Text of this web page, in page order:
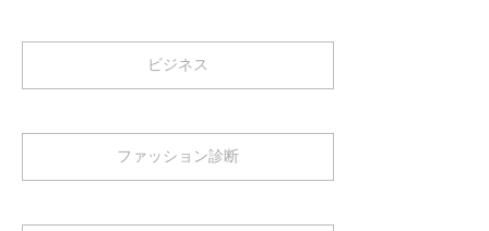
ビジネス
ファッション診断